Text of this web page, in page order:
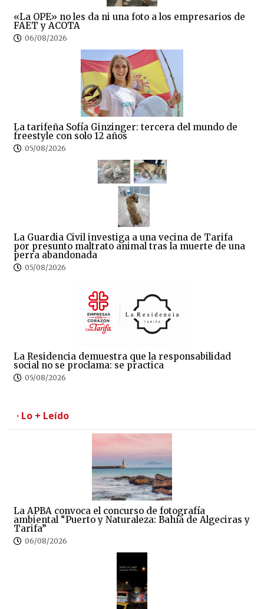
«La OPE» no les da ni una foto a los empresarios de
FAET y ACOTA
06/08/2026
La tarifeña Sofía Ginzinger: tercera del mundo de
freestyle con solo 12 años
05/08/2026
La Guardia Civil investiga a una vecina de Tarifa
por presunto maltrato animal tras la muerte de una
perra abandonada
05/08/2026
La Residencia demuestra que la responsabilidad
social no se proclama: se practica
05/08/2026
· Lo + Leído
La APBA convoca el concurso de fotografía
ambiental “Puerto y Naturaleza: Bahía de Algeciras y
Tarifa”
06/08/2026